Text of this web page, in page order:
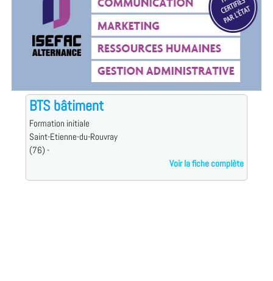
BTS bâtiment
Formation initiale
Saint-Etienne-du-Rouvray
(76) -
Voir la fiche complète